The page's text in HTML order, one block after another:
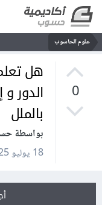
علوم الحاسوب
0
هل
الدور و
بالملل
بواسطة
18 يوليو 2025